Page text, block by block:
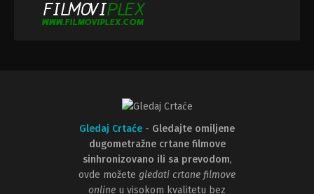
Gledaj Crtaće - Gledajte omiljene
dugometražne crtane filmove
sinhronizovano ili sa prevodom,
ovde možete gledati crtane filmove
online u visokom kvalitetu bez